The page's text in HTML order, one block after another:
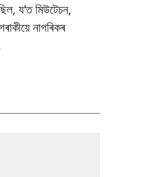
য’ত মিউটেচন,
নাগৰিকৰ